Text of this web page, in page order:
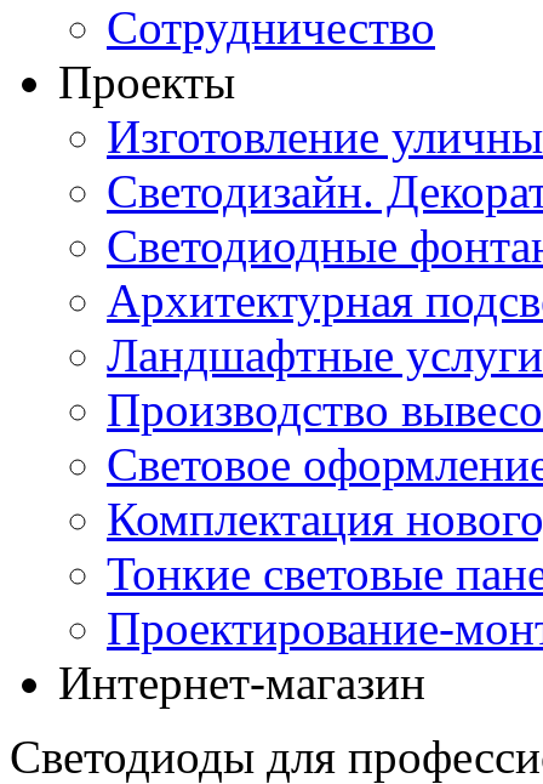
Сотрудничество
Проекты
Изготовление
Светодизайн.
Светодиодные
Архитектурная
Ландшафтные
Производство
Световое
Комплектация
Тонкие световые
Проектирование-
Интернет-магазин
Светодиоды для